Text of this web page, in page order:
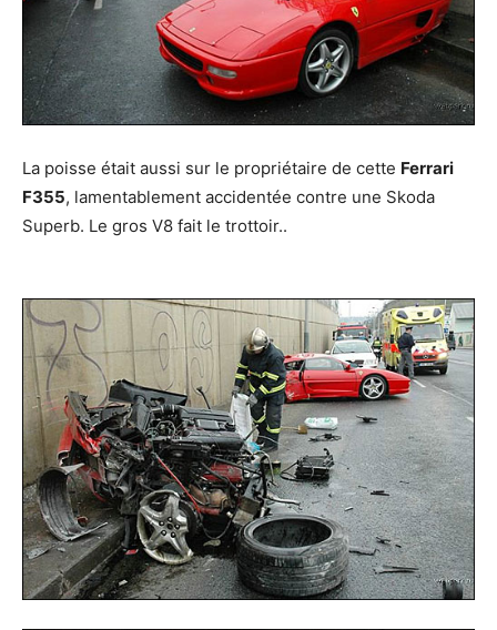
La poisse était aussi sur le propriétaire de cette Ferrari
F355, lamentablement accidentée contre une Skoda
Superb. Le gros V8 fait le trottoir..